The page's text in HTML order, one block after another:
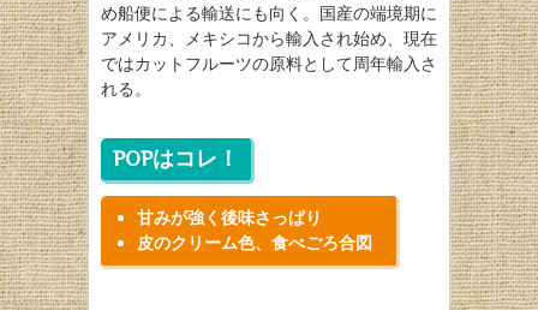
め船便による輸送にも向く。国産の端境期に
アメリカ、メキシコから輸入され始め、現在
ではカットフルーツの原料として周年輸入さ
れる。
POPはコレ！
甘みが強く後味さっぱり
皮のクリーム色、食べごろ合図